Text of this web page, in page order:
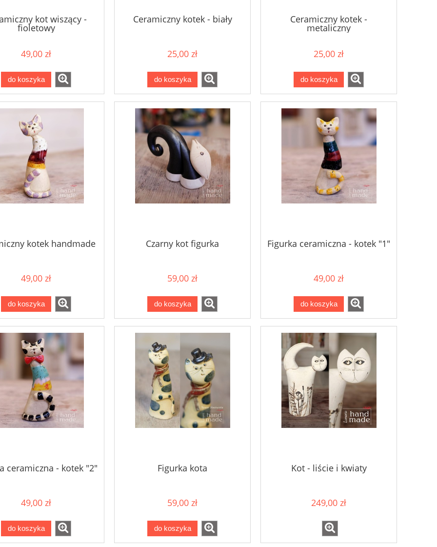
kot wiszący -
fioletowy
49,00 zł
do koszyka
Ceramiczny kotek - biały
25,00 zł
do koszyka
Ceramiczny kotek -
metaliczny
25,00 zł
do koszyka
kotek handmade
49,00 zł
do koszyka
Czarny kot figurka
59,00 zł
do koszyka
Figurka ceramiczna - kotek "1"
49,00 zł
do koszyka
ceramiczna - kotek "2"
49,00 zł
do koszyka
Figurka kota
59,00 zł
do koszyka
Kot - liście i kwiaty
249,00 zł